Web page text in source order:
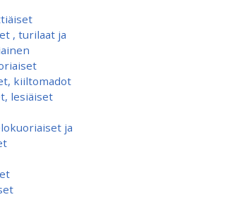
, turilaat ja
kiiltomadot
lesiäiset
ja